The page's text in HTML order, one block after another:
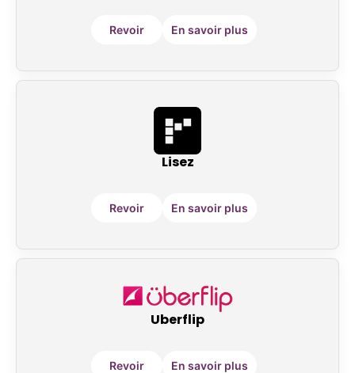
Revoir En savoir plus
Lisez
Revoir En savoir plus
Uberflip
Revoir En savoir plus